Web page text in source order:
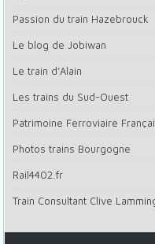
Passion du train Hazebrouck
Le blog de Jobiwan
Le train d’Alain
Les trains du Sud-Ouest
Patrimoine Ferroviaire
Photos trains Bourgogne
Rail4402.fr
Train Consultant Clive